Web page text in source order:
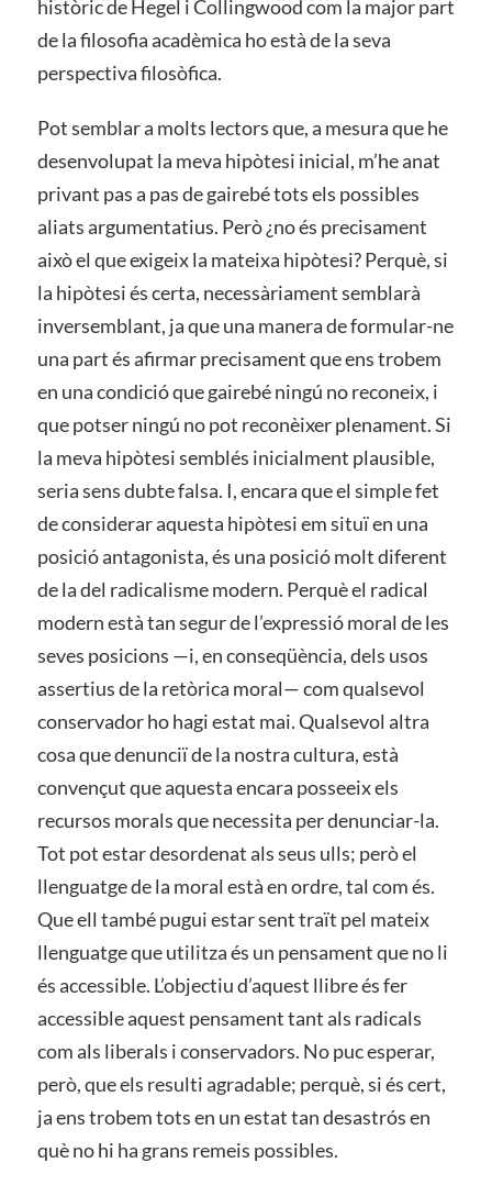
històric de Hegel i Collingwood com la major part
de la filosofia acadèmica ho està de la seva
perspectiva filosòfica.
Pot semblar a molts lectors que, a mesura que he
desenvolupat la meva hipòtesi inicial, m’he anat
privant pas a pas de gairebé tots els possibles
aliats argumentatius. Però ¿no és precisament
això el que exigeix la mateixa hipòtesi? Perquè, si
la hipòtesi és certa, necessàriament semblarà
inversemblant, ja que una manera de formular-ne
una part és afirmar precisament que ens trobem
en una condició que gairebé ningú no reconeix, i
que potser ningú no pot reconèixer plenament. Si
la meva hipòtesi semblés inicialment plausible,
seria sens dubte falsa. I, encara que el simple fet
de considerar aquesta hipòtesi em situï en una
posició antagonista, és una posició molt diferent
de la del radicalisme modern. Perquè el radical
modern està tan segur de l’expressió moral de les
seves posicions —i, en conseqüència, dels usos
assertius de la retòrica moral— com qualsevol
conservador ho hagi estat mai. Qualsevol altra
cosa que denunciï de la nostra cultura, està
convençut que aquesta encara posseeix els
recursos morals que necessita per denunciar-la.
Tot pot estar desordenat als seus ulls; però el
llenguatge de la moral està en ordre, tal com és.
Que ell també pugui estar sent traït pel mateix
llenguatge que utilitza és un pensament que no li
és accessible. L’objectiu d’aquest llibre és fer
accessible aquest pensament tant als radicals
com als liberals i conservadors. No puc esperar,
però, que els resulti agradable; perquè, si és cert,
ja ens trobem tots en un estat tan desastrós en
què no hi ha grans remeis possibles.